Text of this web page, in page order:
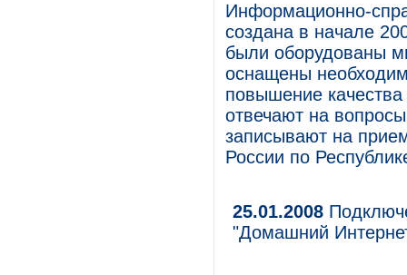
Информационно-
создана в начале
были оборудованы
оснащены
повышение
отвечают на
записывают на
России по
25.01.2008
"Домашний